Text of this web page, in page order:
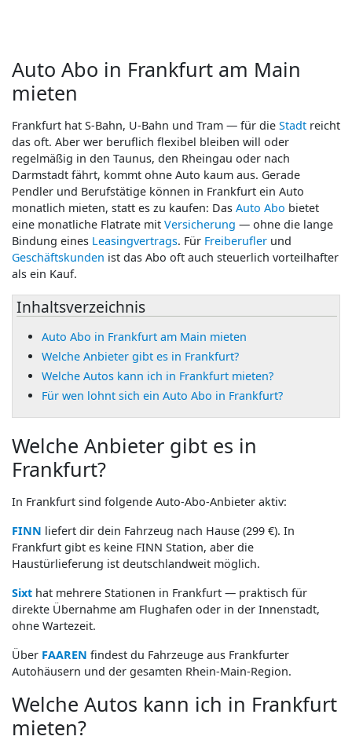
Auto Abo in Frankfurt am Main
mieten
Frankfurt hat S-Bahn, U-Bahn und Tram — für die Stadt reicht
das oft. Aber wer beruflich flexibel bleiben will oder
regelmäßig in den Taunus, den Rheingau oder nach
Darmstadt fährt, kommt ohne Auto kaum aus. Gerade
Pendler und Berufstätige können in Frankfurt ein Auto
monatlich mieten, statt es zu kaufen: Das Auto Abo bietet
eine monatliche Flatrate mit Versicherung — ohne die lange
Bindung eines Leasingvertrags. Für Freiberufler und
Geschäftskunden ist das Abo oft auch steuerlich vorteilhafter
als ein Kauf.
Inhaltsverzeichnis
Auto Abo in Frankfurt am Main mieten
Welche Anbieter gibt es in Frankfurt?
Welche Autos kann ich in Frankfurt mieten?
Für wen lohnt sich ein Auto Abo in Frankfurt?
Welche Anbieter gibt es in
Frankfurt?
In Frankfurt sind folgende Auto-Abo-Anbieter aktiv:
FINN liefert dir dein Fahrzeug nach Hause (299 €). In
Frankfurt gibt es keine FINN Station, aber die
Haustürlieferung ist deutschlandweit möglich.
Sixt hat mehrere Stationen in Frankfurt — praktisch für
direkte Übernahme am Flughafen oder in der Innenstadt,
ohne Wartezeit.
Über FAAREN findest du Fahrzeuge aus Frankfurter
Autohäusern und der gesamten Rhein-Main-Region.
Welche Autos kann ich in Frankfurt
mieten?